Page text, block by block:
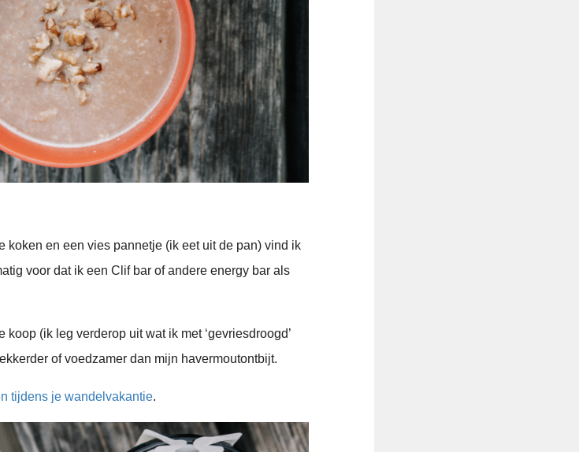
koken en een vies pannetje (ik eet uit de pan) vind ik
voor dat ik een Clif bar of andere energy bar als
(ik leg verderop uit wat ik met ‘gevriesdroogd’
of voedzamer dan mijn havermoutontbijt.
tijdens je wandelvakantie.